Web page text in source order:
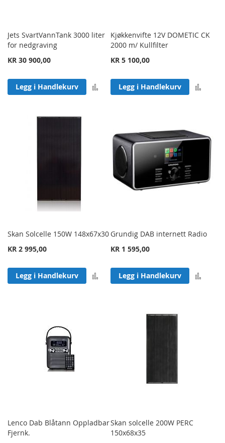
Jets SvartVannTank 3000 liter
for nedgraving
KR 30 900,00
Legg i Handlekurv Legg til sammenligning
Kjøkkenvifte 12V DOMETIC CK
2000 m/ Kullfilter
KR 5 100,00
Legg i Handlekurv
Skan Solcelle 150W 148x67x30
KR 2 995,00
Legg i Handlekurv Legg til sammenligning
Grundig DAB internett Radio
KR 1 595,00
Legg i Handlekurv
Lenco Dab Blåtann Oppladbar
Fjernk.
Skan solcelle 200W PERC
150x68x35